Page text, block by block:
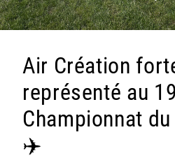
Air Création
représenté au
Championnat
✈️